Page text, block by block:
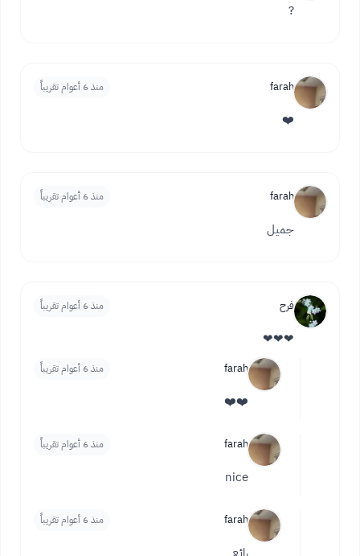
?
farah منذ 6 أعوام تقريباً
❤️
farah منذ 6 أعوام تقريباً
جميل
فرح منذ 6 أعوام تقريباً
❤❤❤
farah منذ 6 أعوام تقريباً
❤️❤️
farah منذ 6 أعوام تقريباً
nice
farah منذ 6 أعوام تقريباً